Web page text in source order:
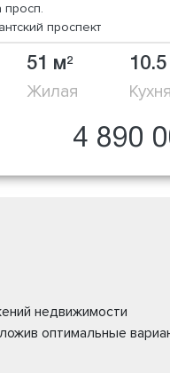
просп.
проспект
51 м2
Жилая Кухня
4 890
недвижимости
оптимальные